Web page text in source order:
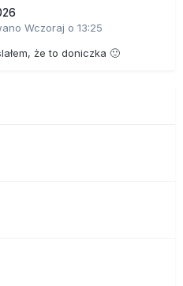
Wczoraj o 13:25
że to doniczka 🙂